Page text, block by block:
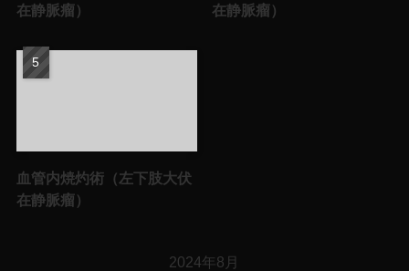
在静脈瘤）
在静脈瘤）
血管内焼灼術（左下肢大伏
在静脈瘤）
2024年8月